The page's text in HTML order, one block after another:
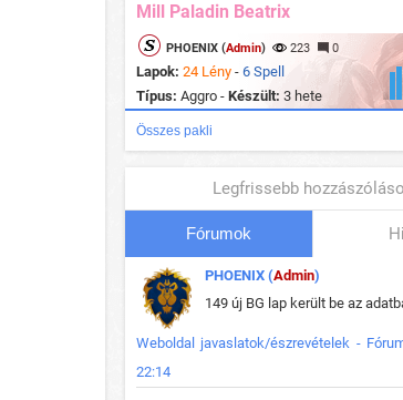
Mill Paladin Beatrix
PHOENIX (Admin) 223 0
Lapok: 24 Lény - 6 Spell
Típus: Aggro - Készült: 3 hete
Összes pakli
Legfrissebb
Fórumok
PHOENIX (Admin)
Weboldal javaslatok/észrevételek -
22:14